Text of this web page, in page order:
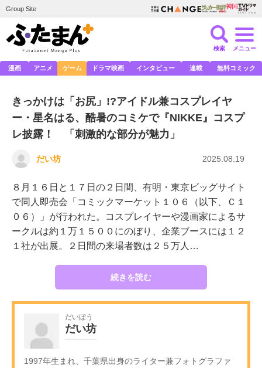
Group Site
検索 メニュー
漫画 アニメ ゲーム ドラマ映画 インタビュー 連載 無料コミック
きっかけは「お尻」!?アイドル兼コスプレイヤ
ー・星名はる、酷暑のコミケで『NIKKE』コスプ
レ披露！ 「刺激的な部分が魅力」
だい坊 2025.08.19
８月１６日と１７日の２日間、有明・東京ビッグサイト
で同人即売会「コミックマーケット１０６（以下、Ｃ１
０６）」が行われた。コスプレイヤーや漫画家によるサ
ークルは約１万１５００にのぼり、企業ブースには１２
１社が出展。２日間の来場者数は２５万人…
続きを読む
だいぼう
だい坊
1997年生まれ、千葉県出身のライター兼フォトグラファ